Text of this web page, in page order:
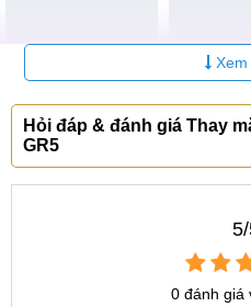
Khi thiết bị vỡ màn hình,
nguyên cả cụm màn hình với
Xem
Hỏi đáp & đánh giá Thay
GR5
0 đánh giá